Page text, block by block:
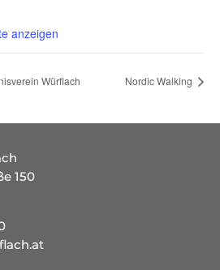
anzeigen
Würflach Nordic Walking
150